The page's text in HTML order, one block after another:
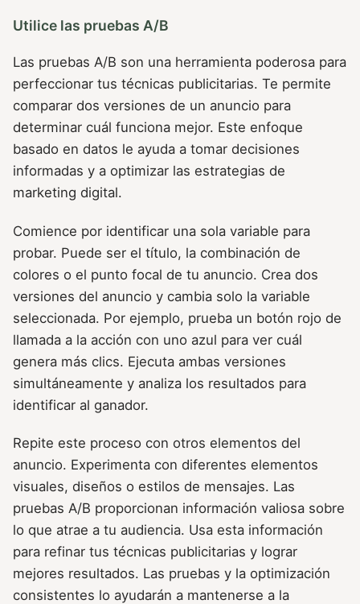
Utilice las pruebas A/B
Las pruebas A/B son una herramienta poderosa para
perfeccionar tus técnicas publicitarias. Te permite
comparar dos versiones de un anuncio para
determinar cuál funciona mejor. Este enfoque
basado en datos le ayuda a tomar decisiones
informadas y a optimizar las estrategias de
marketing digital.
Comience por identificar una sola variable para
probar. Puede ser el título, la combinación de
colores o el punto focal de tu anuncio. Crea dos
versiones del anuncio y cambia solo la variable
seleccionada. Por ejemplo, prueba un botón rojo de
llamada a la acción con uno azul para ver cuál
genera más clics. Ejecuta ambas versiones
simultáneamente y analiza los resultados para
identificar al ganador.
Repite este proceso con otros elementos del
anuncio. Experimenta con diferentes elementos
visuales, diseños o estilos de mensajes. Las
pruebas A/B proporcionan información valiosa sobre
lo que atrae a tu audiencia. Usa esta información
para refinar tus técnicas publicitarias y lograr
mejores resultados. Las pruebas y la optimización
consistentes lo ayudarán a mantenerse a la